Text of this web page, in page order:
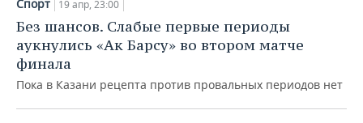
УДМУРТИЯ
НОВОСТИ АНАЛИТИКИ
ДЕКЛАРАЦИИ О ДОХОДАХ
КОРОЛИ ГОСЗАКАЗА ПФО
ЭКОНОМИКА
НОВОСТИ ЭКОНОМИКИ
ПРОМЫШЛЕННОСТЬ
ПРОМЫШЛЕННОСТИ
НЕДВИЖИМОСТЬ
Спорт 19 апр, 23:00
Без шансов. Слабые первые периоды
аукнулись «Ак Барсу» во втором матче
финала
Пока в Казани рецепта против провальных периодов нет